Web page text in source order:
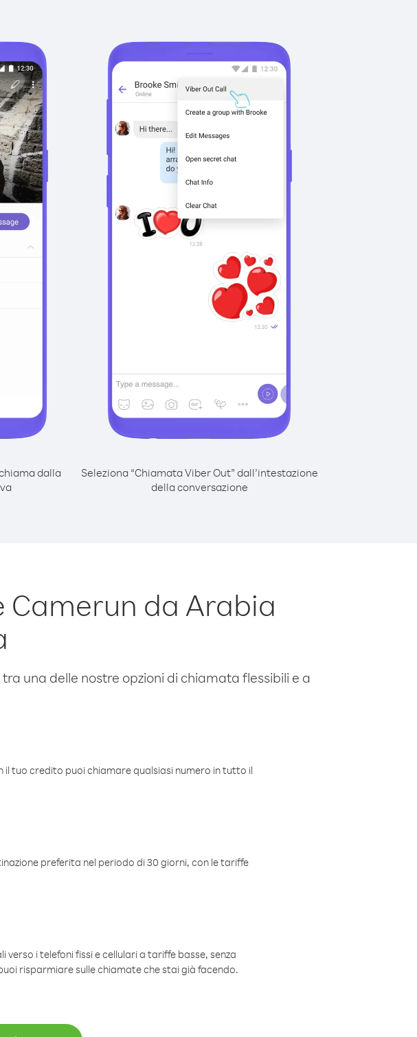
dalla
Seleziona “Chiamata Viber Out” dall’intestazione
della conversazione
da Arabia
una delle nostre opzioni di chiamata flessibili e a
tuo credito puoi chiamare qualsiasi numero in tutto il
preferita nel periodo di 30 giorni, con le tariffe
i telefoni fissi e cellulari a tariffe basse, senza
risparmiare sulle chiamate che stai già facendo.